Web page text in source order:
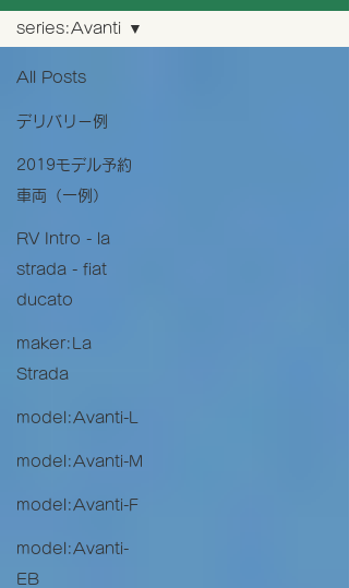
All Posts
デリバリー例
2019モデル予約
車両（一例）
RV Intro - la
strada - fiat
ducato
maker:La
Strada
model:Avanti-L
model:Avanti-M
model:Avanti-F
model:Avanti-
EB
series:Avanti